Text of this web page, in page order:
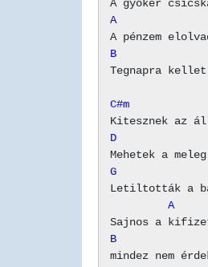
A
B
Tegnapra
C#m
D
G
         A
B
mindez nem